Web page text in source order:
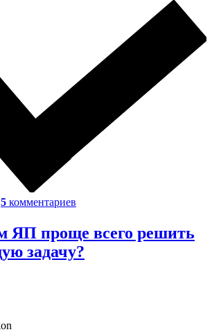
5 комментариев
ЯП проще всего решить
задачу?